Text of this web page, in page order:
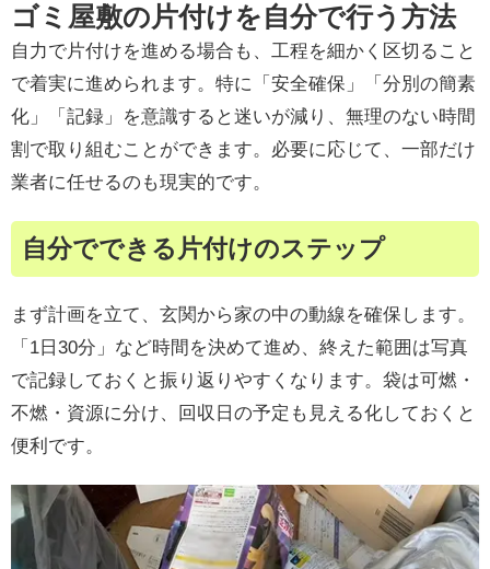
ゴミ屋敷の片付けを自分で行う方法
自力で片付けを進める場合も、工程を細かく区切ること
で着実に進められます。特に「安全確保」「分別の簡素
化」「記録」を意識すると迷いが減り、無理のない時間
割で取り組むことができます。必要に応じて、一部だけ
業者に任せるのも現実的です。
自分でできる片付けのステップ
まず計画を立て、玄関から家の中の動線を確保します。
「1日30分」など時間を決めて進め、終えた範囲は写真
で記録しておくと振り返りやすくなります。袋は可燃・
不燃・資源に分け、回収日の予定も見える化しておくと
便利です。